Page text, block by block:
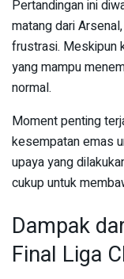
Pertandingan ini
matang dari
frustrasi. Meskipun
yang mampu
normal.
Moment penting
kesempatan emas
upaya yang
cukup untuk
Dampak
Final Liga